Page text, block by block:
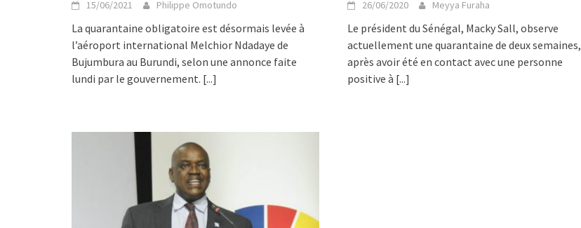
15/06/2021 Philippe Omotundo
La quarantaine obligatoire est désormais levée à
l’aéroport international Melchior Ndadaye de
Bujumbura au Burundi, selon une annonce faite
lundi par le gouvernement. [...]
26/06/2020 Meyya Furaha
Le président du Sénégal, Macky Sall, observe
actuellement une quarantaine de deux semaines,
après avoir été en contact avec une personne
positive à [...]